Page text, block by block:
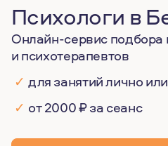
Психологи в
Онлайн-сервис подбора
и психотерапевтов
✓ для занятий лично
✓ от 2000 ₽ за сеанс